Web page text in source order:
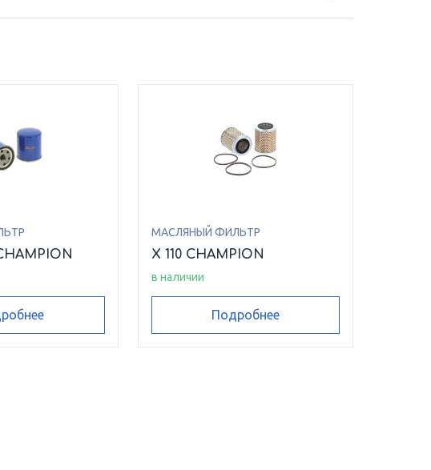
МАСЛЯНЫЙ ФИЛЬТР
X 110 CHAMPION
в наличии
Подробнее